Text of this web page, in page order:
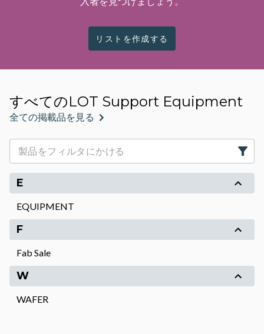
リストを作成する
すべてのLOT Support Equipment
全ての掲載品を見る
E
EQUIPMENT
F
Fab Sale
W
WAFER